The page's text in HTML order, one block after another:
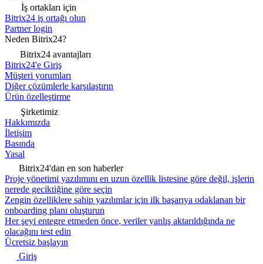
İş ortakları için
Bitrix24 iş ortağı olun
Partner login
Neden Bitrix24?
Bitrix24 avantajları
Bitrix24'e Giriş
Müşteri yorumları
Diğer çözümlerle karşılaştırın
Ürün özelleştirme
Şirketimiz
Hakkımızda
İletişim
Basında
Yasal
Bitrix24'dan en son haberler
Proje yönetimi yazılımını en uzun özellik listesine göre değil, işlerin
nerede geciktiğine göre seçin
Zengin özelliklere sahip yazılımlar için ilk başarıya odaklanan bir
onboarding planı oluşturun
Her şeyi entegre etmeden önce, veriler yanlış aktarıldığında ne
olacağını test edin
Ücretsiz başlayın
Giriş